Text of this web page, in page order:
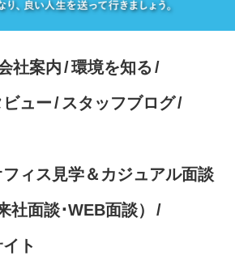
社案内
環境を知る
ュー
スタッフブログ
ィス見学＆カジュアル面談
社面談･WEB面談）
ト